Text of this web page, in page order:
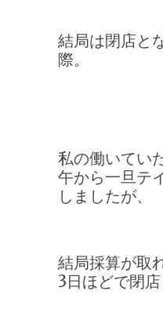
結局は閉店と
際。
私の働いてい
午から一旦テ
しましたが、
結局採算が取
3日ほどで閉店